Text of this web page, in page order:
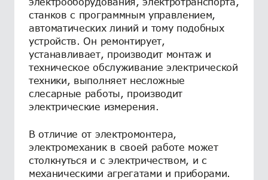
станков с программным управлением,
автоматических линий и тому подобных
устройств. Он ремонтирует,
устанавливает, производит монтаж и
техническое обслуживание электрической
техники, выполняет несложные
слесарные работы, производит
электрические измерения.
В отличие от электромонтера,
электромеханик в своей работе может
столкнуться и с электричеством, и с
механическими агрегатами и приборами.